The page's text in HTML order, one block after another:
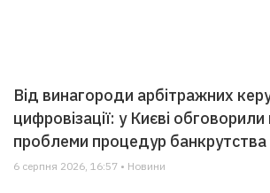
Від винагороди арбітражних
цифровізації: у Києві
проблеми процедур банкрутства
6 серпня 2026, 16:57 • Новини